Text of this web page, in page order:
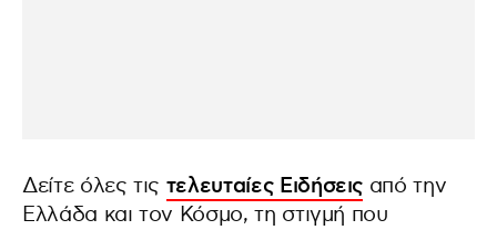
Δείτε όλες τις τελευταίες Ειδήσεις από την
Ελλάδα και τον Κόσμο, τη στιγμή που